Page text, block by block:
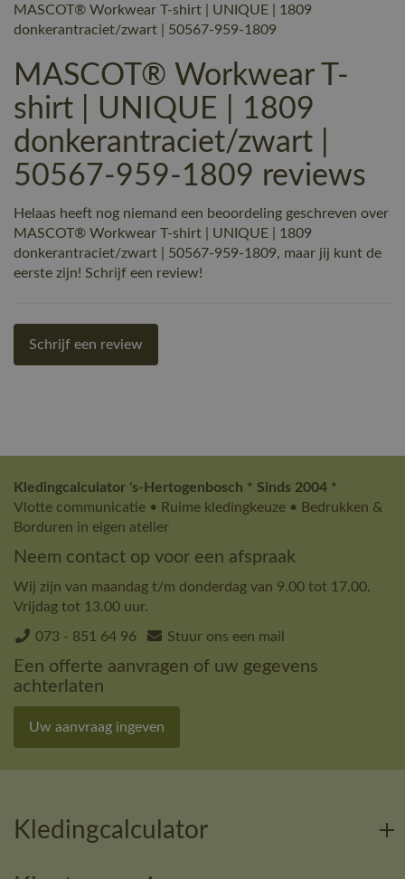
MASCOT® Workwear T-shirt | UNIQUE | 1809
donkerantraciet/zwart | 50567-959-1809
MASCOT® Workwear T-
shirt | UNIQUE | 1809
donkerantraciet/zwart |
50567-959-1809 reviews
Helaas heeft nog niemand een beoordeling geschreven over
MASCOT® Workwear T-shirt | UNIQUE | 1809
donkerantraciet/zwart | 50567-959-1809, maar jij kunt de
eerste zijn! Schrijf een review!
Schrijf een review
Kledingcalculator 's-Hertogenbosch * Sinds 2004 *
Vlotte communicatie • Ruime kledingkeuze • Bedrukken &
Borduren in eigen atelier
Neem contact op voor een afspraak
Wij zijn van maandag t/m donderdag van 9.00 tot 17.00.
Vrijdag tot 13.00 uur.
073 - 851 64 96 Stuur ons een mail
Een offerte aanvragen of uw gegevens
achterlaten
Uw aanvraag ingeven
Kledingcalculator